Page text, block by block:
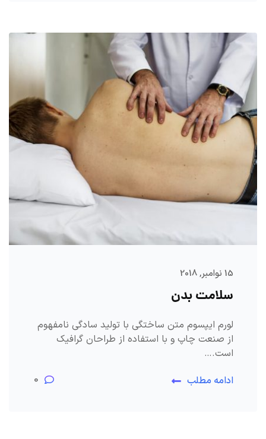
15 نوامبر, 2018
سلامت بدن
لورم ایپسوم متن ساختگی با تولید سادگی نامفهوم
از صنعت چاپ و با استفاده از طراحان گرافیک
است.…
ادامه مطلب
0